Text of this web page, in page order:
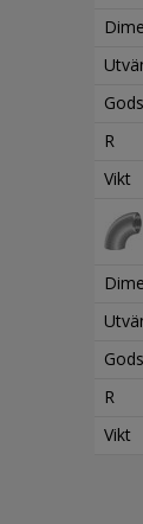
R
Vikt
R
Vikt